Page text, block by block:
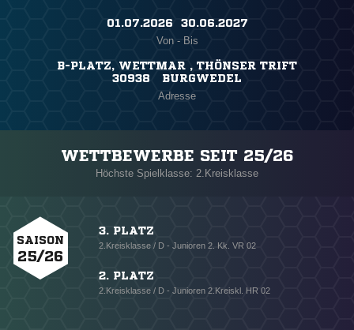
01.07.2026 ​ 30.06.2027
Von - Bis
B-PLATZ, WETTMAR , THÖNSER TRIFT
30938 BURGWEDEL
Adresse
WETTBEWERBE SEIT 25/26
Höchste Spielklasse: 2.Kreisklasse
SAISON
25/26
3. PLATZ
2.Kreisklasse / D - Junioren 2. Kk. VR 02
2. PLATZ
2.Kreisklasse / D - Junioren 2.Kreiskl. HR 02